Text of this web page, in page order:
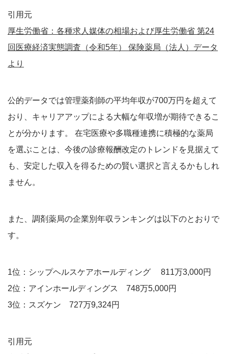
引用元
厚生労働省：各種求人媒体の相場および厚生労働省 第24
回医療経済実態調査（令和5年） 保険薬局（法人）データ
より
公的データでは管理薬剤師の平均年収が700万円を超えて
おり、キャリアアップによる大幅な年収増が期待できるこ
とが分かります。 在宅医療や多職種連携に積極的な薬局
を選ぶことは、今後の診療報酬改定のトレンドを見据えて
も、安定した収入を得るための賢い選択と言えるかもしれ
ません。
また、調剤薬局の企業別年収ランキングは以下のとおりで
す。
1位：シップヘルスケアホールディング 811万3,000円
2位：アインホールディングス 748万5,000円
3位：スズケン 727万9,324円
引用元